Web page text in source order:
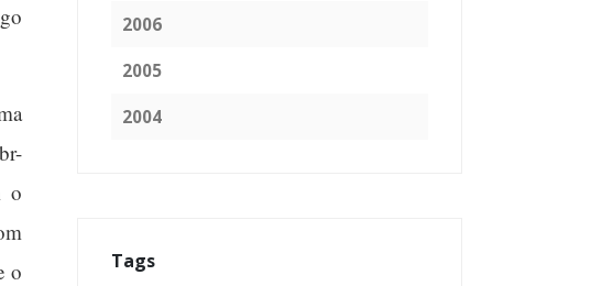
o
o
2006
2005
2004
Tags